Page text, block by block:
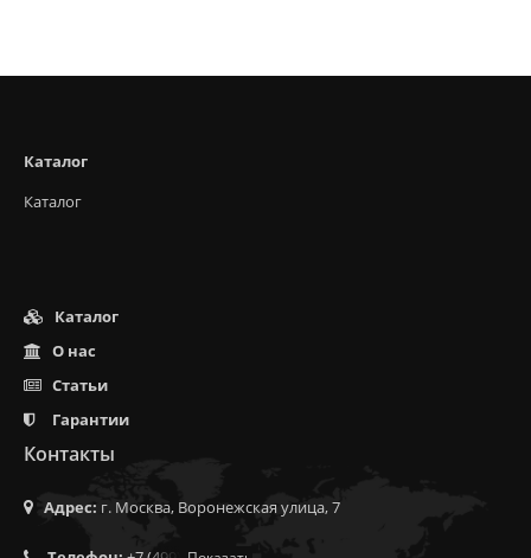
Каталог
Каталог
Каталог
О нас
Статьи
Гарантии
Контакты
Адрес: г. Москва, Воронежская улица, 7